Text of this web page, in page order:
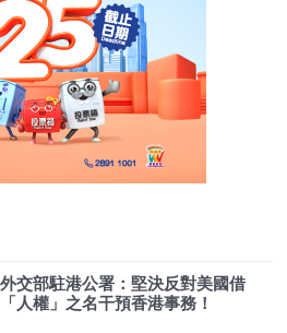
外交部駐港公署：堅決反對美國借
「人權」之名干預香港事務！